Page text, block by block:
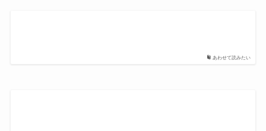
あわせて読みたい